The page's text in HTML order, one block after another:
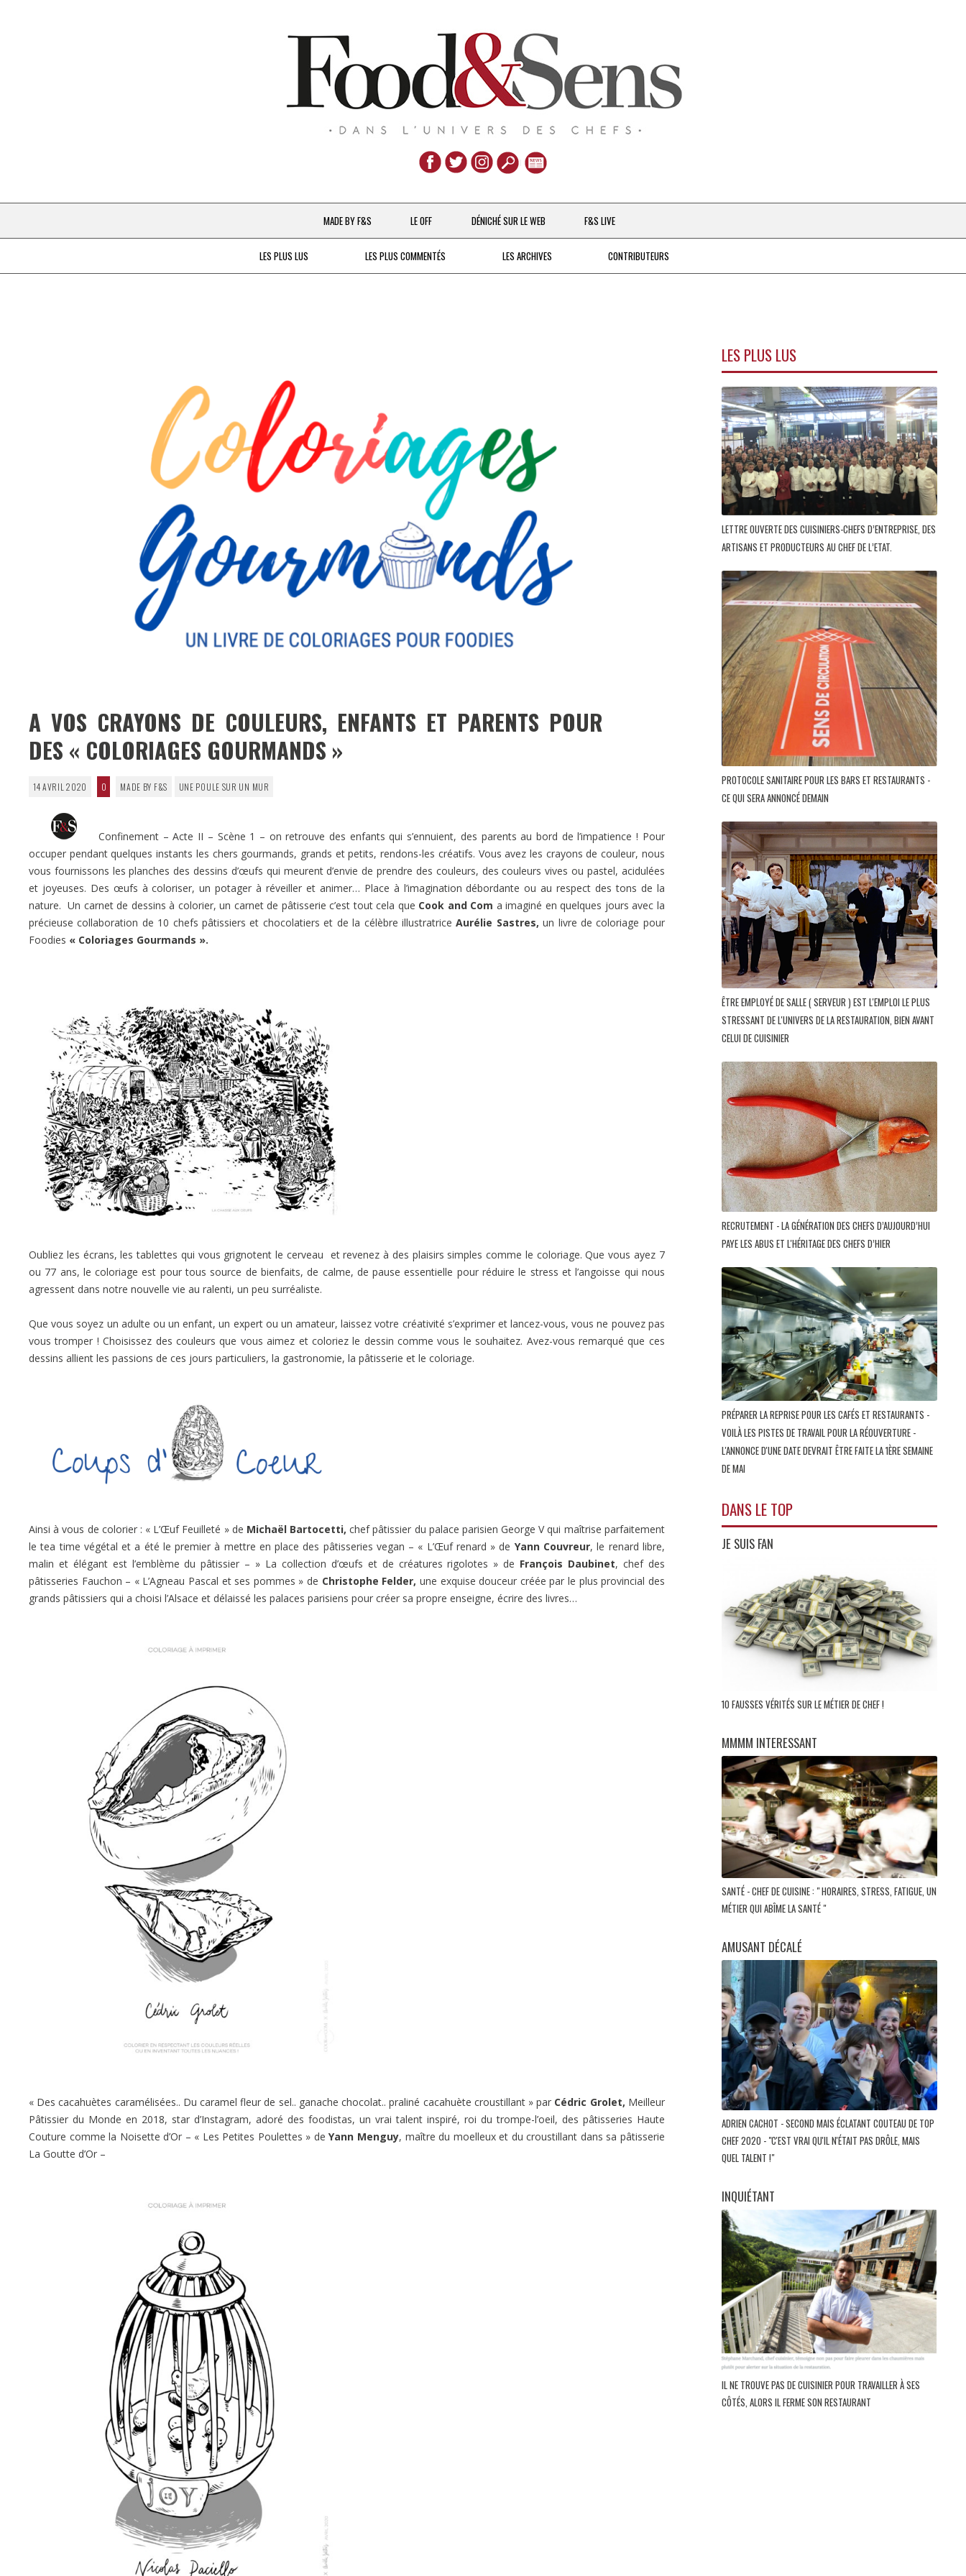
Aller
au
contenu
MADE BY F&S
CHEFS & ACTUALITÉS
LE OFF DÉNICHÉ SUR LE WEB F&S LIVE
LES PLUS LUS LES PLUS COMMENTÉS LES ARCHIVES CONTRIBUTEURS
A VOS CRAYONS DE COULEURS, ENFANTS ET PARENTS POUR
DES « COLORIAGES GOURMANDS »
14 AVRIL 2020 0 MADE BY F&S UNE POULE SUR UN MUR
Confinement – Acte II – Scène 1 – on retrouve des enfants qui s’ennuient, des parents au bord de l’impatience ! Pour
occuper pendant quelques instants les chers gourmands, grands et petits, rendons-les créatifs. Vous avez les crayons de couleur, nous
vous fournissons les planches des dessins d’œufs qui meurent d’envie de prendre des couleurs, des couleurs vives ou pastel, acidulées
et joyeuses. Des œufs à coloriser, un potager à réveiller et animer… Place à l’imagination débordante ou au respect des tons de la
nature. Un carnet de dessins à colorier, un carnet de pâtisserie c’est tout cela que Cook and Com a imaginé en quelques jours avec la
précieuse collaboration de 10 chefs pâtissiers et chocolatiers et de la célèbre illustratrice Aurélie Sastres,un livre de coloriage pour
Foodies « Coloriages Gourmands ».
Oubliez les écrans, les tablettes qui vous grignotent le cerveau et revenez à des plaisirs simples comme le coloriage. Que vous ayez 7
ou 77 ans, le coloriage est pour tous source de bienfaits, de calme, de pause essentielle pour réduire le stress et l’angoisse qui nous
agressent dans notre nouvelle vie au ralenti, un peu surréaliste.
Que vous soyez un adulte ou un enfant, un expert ou un amateur, laissez votre créativité s’exprimer et lancez-vous, vous ne pouvez pas
vous tromper ! Choisissez des couleurs que vous aimez et coloriez le dessin comme vous le souhaitez. Avez-vous remarqué que ces
dessins allient les passions de ces jours particuliers, la gastronomie, la pâtisserie et le coloriage.
Ainsi à vous de colorier : « L’Œuf Feuilleté » de Michaël Bartocetti, chef pâtissier du palace parisien George V qui maîtrise parfaitement
le tea time végétal et a été le premier à mettre en place des pâtisseries vegan – « L’Œuf renard » de Yann Couvreur, le renard libre,
malin et élégant est l’emblème du pâtissier – » La collection d’œufs et de créatures rigolotes » de François Daubinet, chef des
pâtisseries Fauchon – « L’Agneau Pascal et ses pommes » de Christophe Felder, une exquise douceur créée par le plus provincial des
grands pâtissiers qui a choisi l’Alsace et délaissé les palaces parisiens pour créer sa propre enseigne, écrire des livres…
« Des cacahuètes caramélisées.. Du caramel fleur de sel.. ganache chocolat.. praliné cacahuète croustillant » par Cédric Grolet, Meilleur
Pâtissier du Monde en 2018, star d’Instagram, adoré des foodistas, un vrai talent inspiré, roi du trompe-l’oeil, des pâtisseries Haute
Couture comme la Noisette d’Or – « Les Petites Poulettes » de Yann Menguy, maître du moelleux et du croustillant dans sa pâtisserie
La Goutte d’Or –
LES PLUS LUS
LETTRE OUVERTE DES CUISINIERS-CHEFS D’ENTREPRISE, DES
ARTISANS ET PRODUCTEURS AU CHEF DE L’ETAT.
PROTOCOLE SANITAIRE POUR LES BARS ET RESTAURANTS -
CE QUI SERA ANNONCÉ DEMAIN
ÊTRE EMPLOYÉ DE SALLE ( SERVEUR ) EST L'EMPLOI LE PLUS
STRESSANT DE L'UNIVERS DE LA RESTAURATION, BIEN AVANT
CELUI DE CUISINIER
RECRUTEMENT - LA GÉNÉRATION DES CHEFS D’AUJOURD’HUI
PAYE LES ABUS ET L'HÉRITAGE DES CHEFS D’HIER
PRÉPARER LA REPRISE POUR LES CAFÉS ET RESTAURANTS -
VOILÀ LES PISTES DE TRAVAIL POUR LA RÉOUVERTURE -
L'ANNONCE D'UNE DATE DEVRAIT ÊTRE FAITE LA 1ÈRE SEMAINE
DE MAI
DANS LE TOP
JE SUIS FAN
10 FAUSSES VÉRITÉS SUR LE MÉTIER DE CHEF !
MMMM INTERESSANT
SANTÉ - CHEF DE CUISINE : " HORAIRES, STRESS, FATIGUE, UN
MÉTIER QUI ABÎME LA SANTÉ "
AMUSANT DÉCALÉ
ADRIEN CACHOT - SECOND MAIS ÉCLATANT COUTEAU DE TOP
CHEF 2020 - "C'EST VRAI QU'IL N'ÉTAIT PAS DRÔLE, MAIS
QUEL TALENT !"
INQUIÉTANT
IL NE TROUVE PAS DE CUISINIER POUR TRAVAILLER À SES
CÔTÉS, ALORS IL FERME SON RESTAURANT